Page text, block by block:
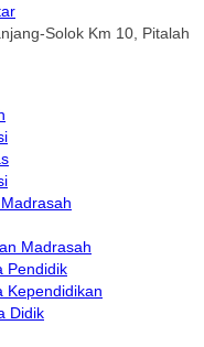
Solok Km 10, Pitalah
Madrasah
Pendidik
Kependidikan
Didik